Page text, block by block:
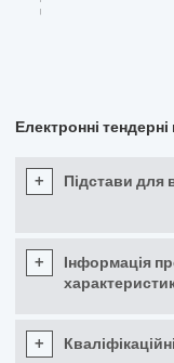
Електронні
+ Підстави для
+
Інформація про
+